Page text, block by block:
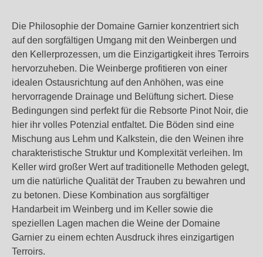
Die Philosophie der Domaine Garnier konzentriert sich
auf den sorgfältigen Umgang mit den Weinbergen und
den Kellerprozessen, um die Einzigartigkeit ihres Terroirs
hervorzuheben. Die Weinberge profitieren von einer
idealen Ostausrichtung auf den Anhöhen, was eine
hervorragende Drainage und Belüftung sichert. Diese
Bedingungen sind perfekt für die Rebsorte Pinot Noir, die
hier ihr volles Potenzial entfaltet. Die Böden sind eine
Mischung aus Lehm und Kalkstein, die den Weinen ihre
charakteristische Struktur und Komplexität verleihen. Im
Keller wird großer Wert auf traditionelle Methoden gelegt,
um die natürliche Qualität der Trauben zu bewahren und
zu betonen. Diese Kombination aus sorgfältiger
Handarbeit im Weinberg und im Keller sowie die
speziellen Lagen machen die Weine der Domaine
Garnier zu einem echten Ausdruck ihres einzigartigen
Terroirs.